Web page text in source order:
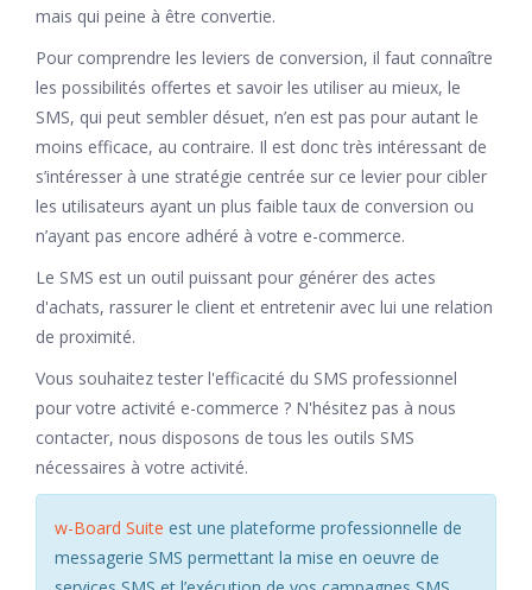
mais qui peine à être convertie.
Pour comprendre les leviers de conversion, il faut connaître
les possibilités offertes et savoir les utiliser au mieux, le
SMS, qui peut sembler désuet, n’en est pas pour autant le
moins efficace, au contraire. Il est donc très intéressant de
s’intéresser à une stratégie centrée sur ce levier pour cibler
les utilisateurs ayant un plus faible taux de conversion ou
n’ayant pas encore adhéré à votre e-commerce.
Le SMS est un outil puissant pour générer des actes
d'achats, rassurer le client et entretenir avec lui une relation
de proximité.
Vous souhaitez tester l'efficacité du SMS professionnel
pour votre activité e-commerce ? N'hésitez pas à nous
contacter, nous disposons de tous les outils SMS
nécessaires à votre activité.
w-Board Suite est une plateforme professionnelle de
messagerie SMS permettant la mise en oeuvre de